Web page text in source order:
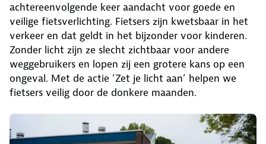
achtereenvolgende keer aandacht voor goede en
veilige fietsverlichting. Fietsers zijn kwetsbaar in het
verkeer en dat geldt in het bijzonder voor kinderen.
Zonder licht zijn ze slecht zichtbaar voor andere
weggebruikers en lopen zij een grotere kans op een
ongeval. Met de actie ‘Zet je licht aan’ helpen we
fietsers veilig door de donkere maanden.